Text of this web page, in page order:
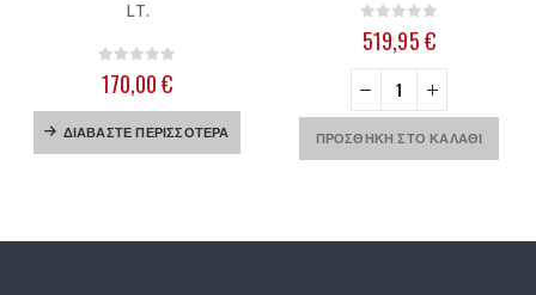
LT.
170,00€
ΔΙΑΒΆΣΤΕ ΠΕΡΙΣΣΌΤΕΡΑ
519,95€
ΠΡΟΣΘΉΚΗ ΣΤΟ ΚΑΛΆΘΙ